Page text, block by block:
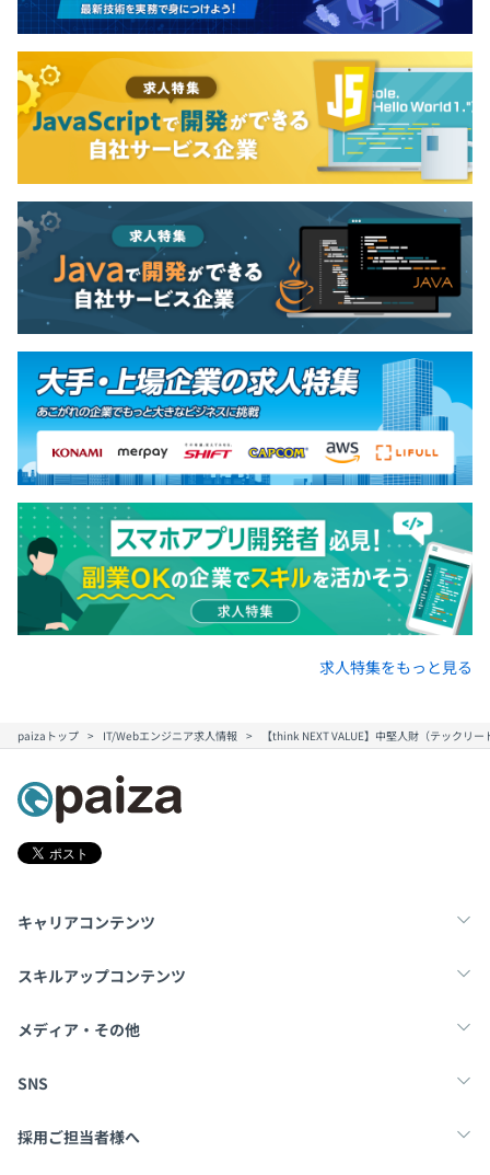
求人特集をもっと見る
paizaトップ IT/Webエンジニア求人情報 【think NEXT VALUE】中堅人財（テックリ
キャリアコンテンツ
転職・キャリア
スキルアップコンテンツ
学習
メディア・その他
Tech Team Journal
SNS
X
採用ご担当者様へ